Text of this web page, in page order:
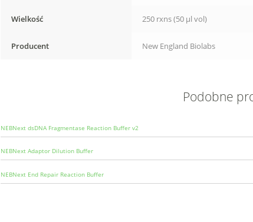
Wielkość 250 rxns (50 µl vol)
Producent New England Biolabs
Podobne
NEBNext dsDNA Fragmentase Reaction Buffer v2
NEBNext Adaptor Dilution Buffer
NEBNext End Repair Reaction Buffer